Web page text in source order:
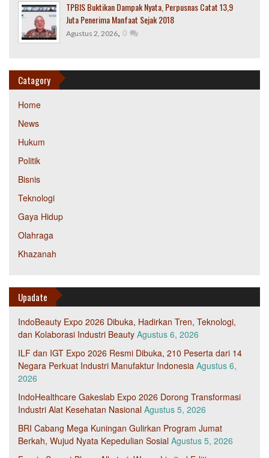
TPBIS Buktikan Dampak Nyata, Perpusnas Catat 13,9
Juta Penerima Manfaat Sejak 2018
Agustus 2, 2026, 0
Catagory
Home
News
Hukum
Politik
Bisnis
Teknologi
Gaya Hidup
Olahraga
Khazanah
Upadate
IndoBeauty Expo 2026 Dibuka, Hadirkan Tren, Teknologi,
dan Kolaborasi Industri Beauty Agustus 6, 2026
ILF dan IGT Expo 2026 Resmi Dibuka, 210 Peserta dari 14
Negara Perkuat Industri Manufaktur Indonesia Agustus 6,
2026
IndoHealthcare Gakeslab Expo 2026 Dorong Transformasi
Industri Alat Kesehatan Nasional Agustus 5, 2026
BRI Cabang Mega Kuningan Gulirkan Program Jumat
Berkah, Wujud Nyata Kepedulian Sosial Agustus 5, 2026